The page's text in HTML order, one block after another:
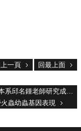
一頁 回最上面
蟲幼蟲基因表現